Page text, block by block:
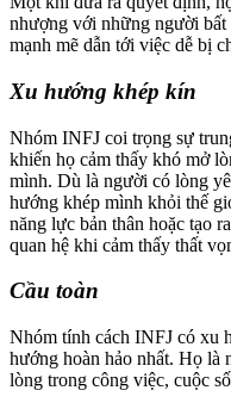
nhượng với những người bất
mạnh mẽ dẫn tới việc dễ bị
Xu hướng khép kín
Nhóm INFJ coi trọng sự
khiến họ cảm thấy khó mở
mình. Dù là người có lòng
hướng khép mình khỏi thế
năng lực bản thân hoặc tạo
quan hệ khi cảm thấy thất
Cầu toàn
Nhóm tính cách INFJ có xu
hướng hoàn hảo nhất. Họ là
lòng trong công việc, cuộc